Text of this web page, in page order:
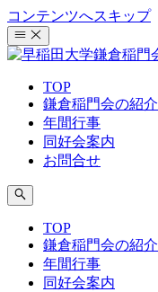
コンテンツへスキップ
TOP
鎌倉稲門会の紹介
年間行事
同好会案内
お問合せ
TOP
鎌倉稲門会の紹介
年間行事
同好会案内